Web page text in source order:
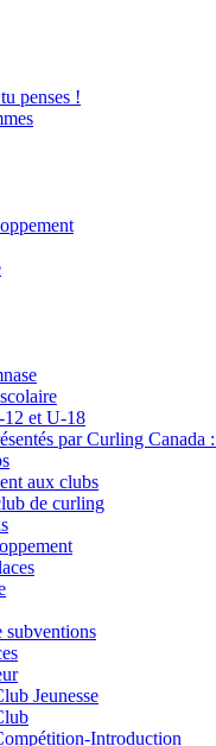
penses !
12 et U-18
par Curling
aux clubs
de curling
subventions
Jeunesse
Introduction